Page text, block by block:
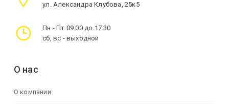
ул. Александра Клубова, 25к5
Пн - Пт 09.00 до 17.30
сб, вс - выходной
О нас
О компании